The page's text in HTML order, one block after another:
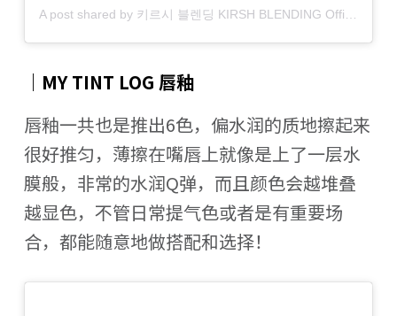
｜MY TINT LOG 唇釉
唇釉一共也是推出6色，偏水润的质地擦起来
很好推匀，薄擦在嘴唇上就像是上了一层水
膜般，非常的水润Q弹，而且颜色会越堆叠
越显色，不管日常提气色或者是有重要场
合，都能随意地做搭配和选择！